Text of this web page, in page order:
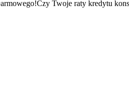
Twoje raty kredytu